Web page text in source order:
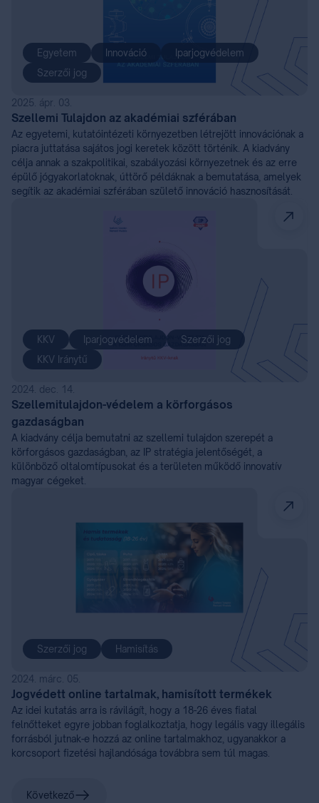
Egyetem Innováció
Iparjogvédelem
Szerzői jog
2025. ápr. 03.
Szellemi Tulajdon az akadémiai szférában
Az egyetemi, kutatóintézeti környezetben létrejött innovációnak a
piacra juttatása sajátos jogi keretek között történik. A kiadvány
célja annak a szakpolitikai, szabályozási környezetnek és az erre
épülő jógyakorlatoknak, úttörő példáknak a bemutatása, amelyek
segítik az akadémiai szférában születő innováció hasznosítását.
KKV Iparjogvédelem
Szerzői jog
KKV Iránytű
2024. dec. 14.
Szellemitulajdon-védelem a körforgásos
gazdaságban
A kiadvány célja bemutatni az szellemi tulajdon szerepét a
körforgásos gazdaságban, az IP stratégia jelentőségét, a
különböző oltalomtípusokat és a területen működő innovatív
magyar cégeket.
Szerzői jog Hamisítás
2024. márc. 05.
Jogvédett online tartalmak, hamisított termékek
Az idei kutatás arra is rávilágít, hogy a 18-26 éves fiatal
felnőtteket egyre jobban foglalkoztatja, hogy legális vagy illegális
forrásból jutnak-e hozzá az online tartalmakhoz, ugyanakkor a
korcsoport fizetési hajlandósága továbbra sem túl magas.
Következő